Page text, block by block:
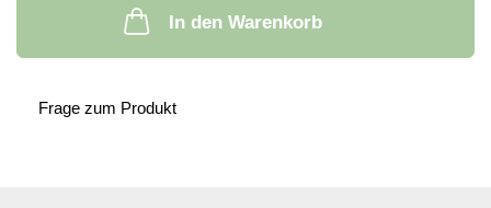
In den Warenkorb
Frage zum Produkt